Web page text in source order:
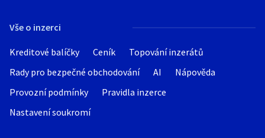
✅ Tovární záruka 2 roky.
✅ Záruční a pozáruční servis.
Výbava:
➡️ Svařovaný rám - křížové výztuhy
Vše o inzerci
Kreditové balíčky Ceník
Topování inzerátů
Rady pro bezpečné obchodování
AI
Nápověda
Provozní podmínky
Pravidla inzerce
Nastavení soukromí